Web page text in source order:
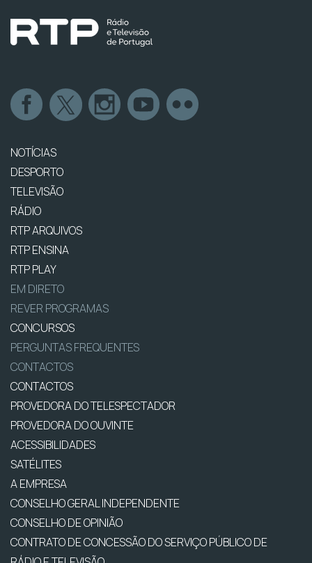
NOTÍCIAS
DESPORTO
TELEVISÃO
RÁDIO
RTP ARQUIVOS
RTP ENSINA
RTP PLAY
EM DIRETO
REVER PROGRAMAS
CONCURSOS
PERGUNTAS FREQUENTES
CONTACTOS
CONTACTOS
PROVEDORA DO TELESPECTADOR
PROVEDORA DO OUVINTE
ACESSIBILIDADES
SATÉLITES
A EMPRESA
CONSELHO GERAL INDEPENDENTE
CONSELHO DE OPINIÃO
CONTRATO DE CONCESSÃO DO SERVIÇO PÚBLICO DE